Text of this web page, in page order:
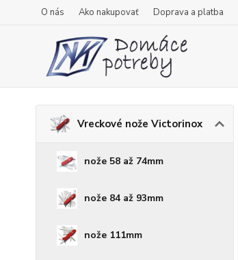
O nás Ako nakupovať Doprava a platba
Vreckové nože Victorinox
nože 58 až 74mm
nože 84 až 93mm
nože 111mm